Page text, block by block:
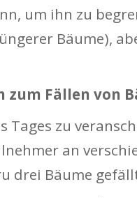
um ihn zu
Bäume),
zum Fällen von
Tages zu
an
drei Bäume